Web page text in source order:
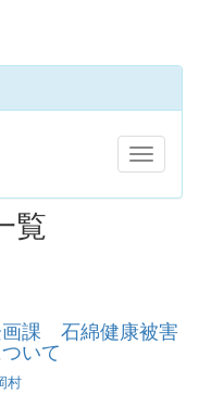
覧
課 石綿健康被害
いて
村